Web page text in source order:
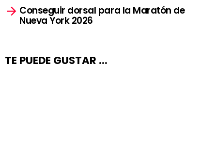
Conseguir dorsal para la Maratón de
Nueva York 2026
TE PUEDE GUSTAR ...